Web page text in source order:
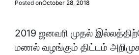
Posted onOctober 28, 2018
2019 ஜனவரி முதல்
மணல் வழங்கும் திட்டம்